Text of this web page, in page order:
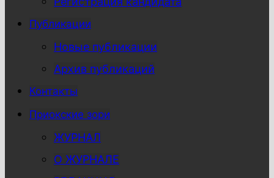
Публикации
Новые публикации
Архив публикаций
Контакты
Приокские зори
ЖУРНАЛ
О ЖУРНАЛЕ